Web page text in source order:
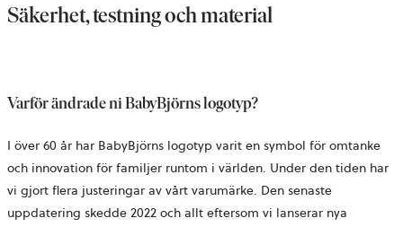
Säkerhet, testning och material
Varför ändrade ni BabyBjörns logotyp?
I över 60 år har BabyBjörns logotyp varit en symbol för omtanke
och innovation för familjer runtom i världen. Under den tiden har
vi gjort flera justeringar av vårt varumärke. Den senaste
uppdatering skedde 2022 och allt eftersom vi lanserar nya